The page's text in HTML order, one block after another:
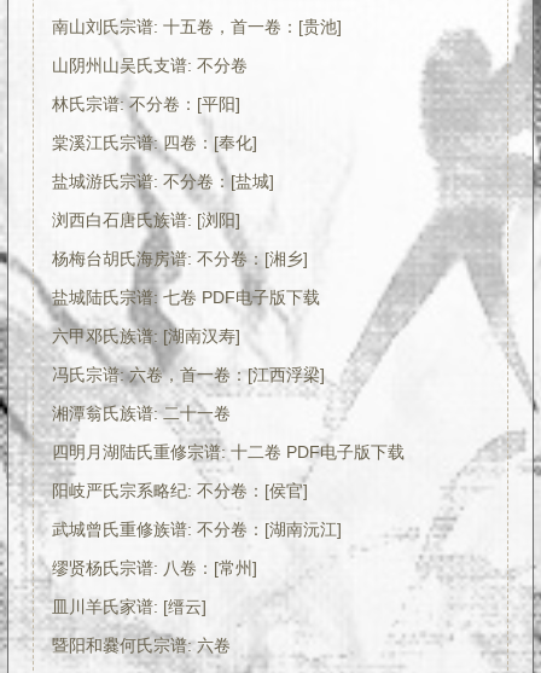
南山刘氏宗谱: 十五卷，首一卷：[贵池]
山阴州山吴氏支谱: 不分卷
林氏宗谱: 不分卷：[平阳]
棠溪江氏宗谱: 四卷：[奉化]
盐城游氏宗谱: 不分卷：[盐城]
浏西白石唐氏族谱: [浏阳]
杨梅台胡氏海房谱: 不分卷：[湘乡]
盐城陆氏宗谱: 七卷 PDF电子版下载
六甲邓氏族谱: [湖南汉寿]
冯氏宗谱: 六卷，首一卷：[江西浮梁]
湘潭翁氏族谱: 二十一卷
四明月湖陆氏重修宗谱: 十二卷 PDF电子版下载
阳岐严氏宗系略纪: 不分卷：[侯官]
武城曾氏重修族谱: 不分卷：[湖南沅江]
缪贤杨氏宗谱: 八卷：[常州]
皿川羊氏家谱: [缙云]
暨阳和爨何氏宗谱: 六卷